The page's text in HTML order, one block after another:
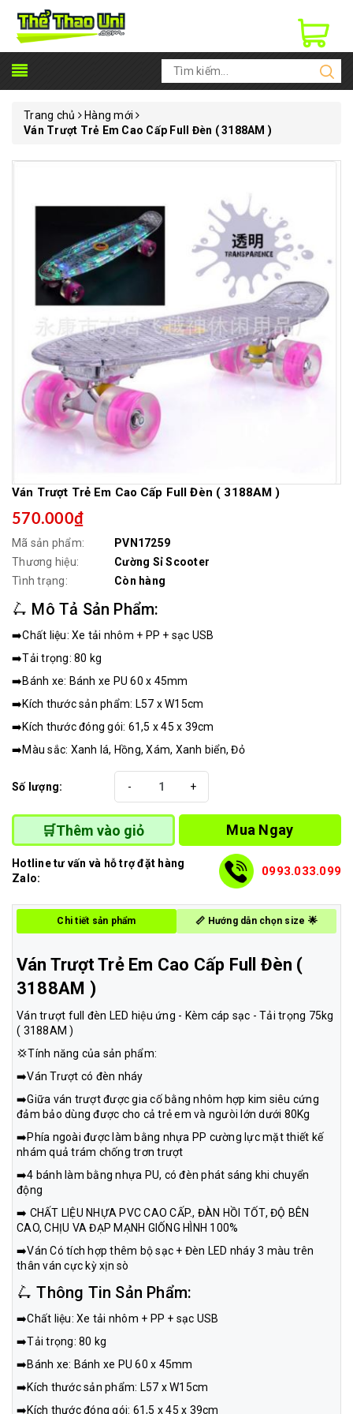
Trang chủ
Hàng mới
Ván Trượt Trẻ Em Cao Cấp Full Đèn ( 3188AM )
Ván Trượt Trẻ Em Cao Cấp Full Đèn ( 3188AM )
570.000₫
Mã sản phẩm:
PVN17259
Thương hiệu:
Cường Sỉ Scooter
Tình trạng:
Còn hàng
🛴 Mô Tả Sản Phẩm:
➡️Chất liệu: Xe tải nhôm + PP + sạc USB
➡️Tải trọng: 80 kg
➡️Bánh xe: Bánh xe PU 60 x 45mm
➡️Kích thước sản phẩm: L57 x W15cm
➡️Kích thước đóng gói: 61,5 x 45 x 39cm
➡️Màu sắc: Xanh lá, Hồng, Xám, Xanh biển, Đỏ
Số lượng: +
-
🛒Thêm vào giỏ Mua Ngay
Hotline tư vấn và hỗ trợ đặt hàng
Zalo:
0993.033.099
Chi tiết sản phẩm 📏 Hướng dẫn chọn size 🌟
Ván Trượt Trẻ Em Cao Cấp Full Đèn (
3188AM )
Ván trượt full đèn LED hiệu ứng - Kèm cáp sạc - Tải trọng 75kg
( 3188AM )
💢Tính năng của sản phẩm:
➡️Ván Trượt có đèn nháy
➡️Giữa ván trượt được gia cố bằng nhôm hợp kim siêu cứng
đảm bảo dùng được cho cả trẻ em và ngưòi lớn dưới 80Kg
➡️Phía ngoài được làm bằng nhựa PP cường lực mặt thiết kế
nhám quả trám chống trơn trượt
➡️4 bánh làm bằng nhựa PU, có đèn phát sáng khi chuyển
động
➡️ CHẤT LIỆU NHỰA PVC CAO CẤP., ĐÀN HỒI TỐT, ĐỘ BÊN
CAO, CHỊU VA ĐẠP MẠNH GIỐNG HÌNH 100%
➡️Ván Có tích hợp thêm bộ sạc + Đèn LED nháy 3 màu trên
thân ván cực kỳ xịn sò
🛴 Thông Tin Sản Phẩm:
➡️Chất liệu: Xe tải nhôm + PP + sạc USB
➡️Tải trọng: 80 kg
➡️Bánh xe: Bánh xe PU 60 x 45mm
➡️Kích thước sản phẩm: L57 x W15cm
➡️Kích thước đóng gói: 61,5 x 45 x 39cm